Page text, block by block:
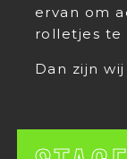
ervan om
rolletjes te
Dan zijn